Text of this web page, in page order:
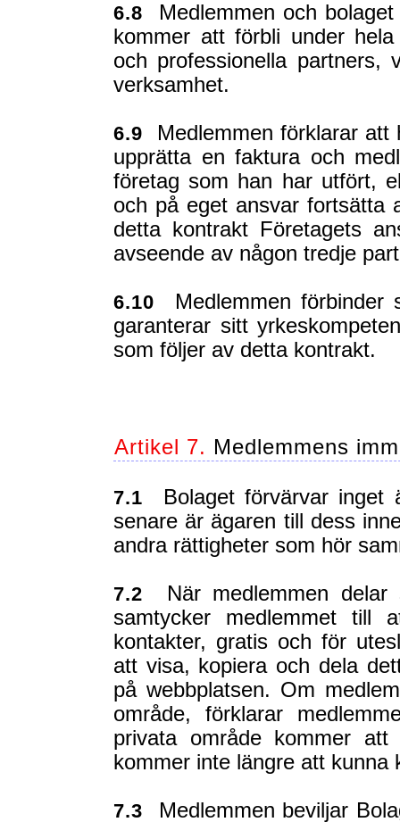
6.8 Medlemmen och
kommer att förbli under
och professionella partners,
verksamhet.
6.9 Medlemmen förklarar att
upprätta en faktura och
företag som han har utfört,
och på eget ansvar fortsätta
detta kontrakt Företagets
avseende av någon tredje
6.10 Medlemmen förbinder
garanterar sitt
som följer av detta kontrakt.
Artikel 7. Medlemmens
7.1 Bolaget förvärvar inget
senare är ägaren till dess
andra rättigheter som hör
7.2 När medlemmen delar
samtycker medlemmet till
kontakter, gratis och för
att visa, kopiera och dela
på webbplatsen. Om
område, förklarar
privata område kommer
kommer inte längre att kunna
7.3 Medlemmen beviljar